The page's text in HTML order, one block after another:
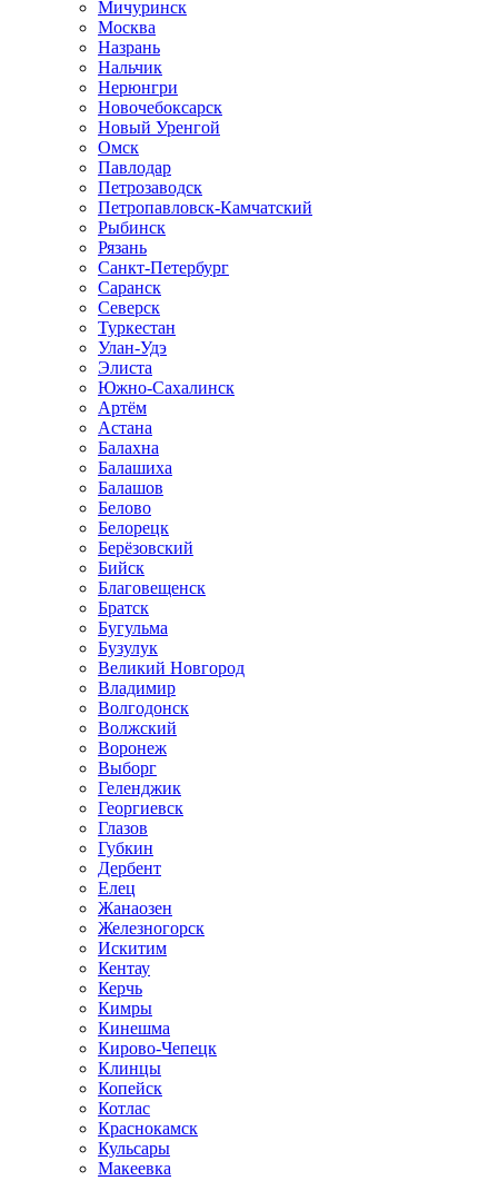
Мичуринск
Москва
Назрань
Нальчик
Нерюнгри
Новочебоксарск
Новый Уренгой
Омск
Павлодар
Петрозаводск
Петропавловск-Камчатский
Рыбинск
Рязань
Санкт-Петербург
Саранск
Северск
Туркестан
Улан-Удэ
Элиста
Южно-Сахалинск
Артём
Астана
Балахна
Балашиха
Балашов
Белово
Белорецк
Берёзовский
Бийск
Благовещенск
Братск
Бугульма
Бузулук
Великий Новгород
Владимир
Волгодонск
Волжский
Воронеж
Выборг
Геленджик
Георгиевск
Глазов
Губкин
Дербент
Елец
Жанаозен
Железногорск
Искитим
Кентау
Керчь
Кимры
Кинешма
Кирово-Чепецк
Клинцы
Копейск
Котлас
Краснокамск
Кульсары
Макеевка